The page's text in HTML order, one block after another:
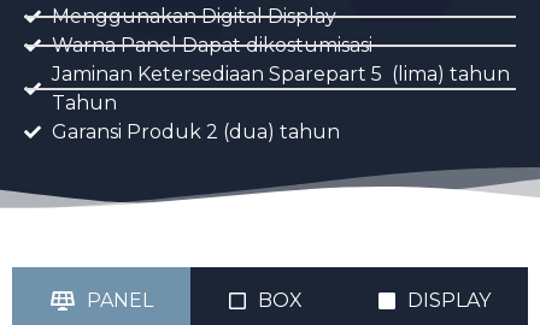
Menggunakan Digital Display
Warna Panel Dapat dikostumisasi
Jaminan Ketersediaan Sparepart 5 (lima) tahun
Tahun
Garansi Produk 2 (dua) tahun
PANEL BOX DISPLAY